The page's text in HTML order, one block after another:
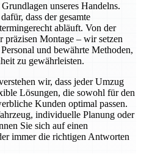
unseres Handelns.
dass der gesamte
abläuft. Von der
präzisen Montage – wir setzen
und bewährte Methoden,
zu gewährleisten.
wir, dass jeder Umzug
Lösungen, die sowohl für den
Kunden optimal passen.
individuelle Planung oder
Sie sich auf einen
immer die richtigen Antworten